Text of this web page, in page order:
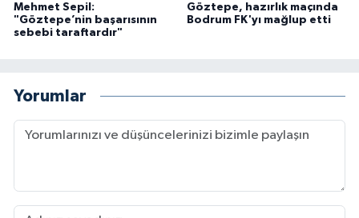
Mehmet Sepil:
"Göztepe’nin başarısının
sebebi taraftardır"
Göztepe, hazırlık maçında
Bodrum FK'yı mağlup etti
Yorumlar